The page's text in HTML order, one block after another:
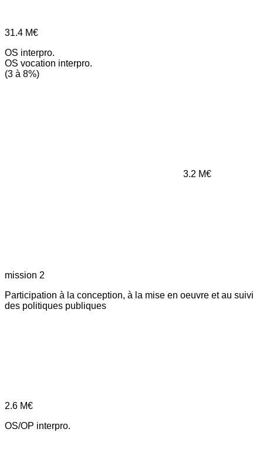
31.4 M€
OS interpro.
OS vocation interpro.
(3 à 8%)
3.2 M€
mission 2
Participation à la conception, à la mise en oeuvre et au suivi
des politiques publiques
2.6 M€
OS/OP interpro.